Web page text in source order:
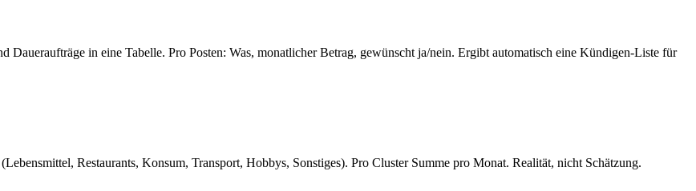
Daueraufträge in eine Tabelle. Pro Posten: Was, monatlicher Betrag, gewünscht ja/nein. Ergibt automatisch eine Kündigen-Liste für
Restaurants, Konsum, Transport, Hobbys, Sonstiges). Pro Cluster Summe pro Monat. Realität, nicht Schätzung.